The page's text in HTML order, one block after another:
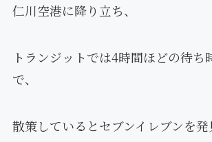
仁川空港に降り立ち、
トランジットでは4時間ほどの待ち
で、
散策しているとセブンイレブンを発